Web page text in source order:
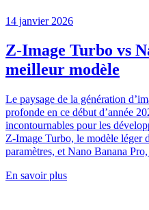
14 janvier 2026
Z-Image Turbo vs
meilleur modèle
Le paysage de la génération
profonde en ce début d’année
incontournables pour les
Z-Image Turbo, le modèle léger
paramètres, et Nano Banana
En savoir plus